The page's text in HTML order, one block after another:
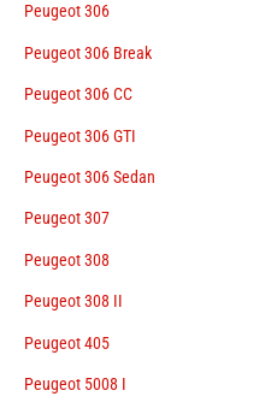
Peugeot 306
Peugeot 306 Break
Peugeot 306 CC
Peugeot 306 GTI
Peugeot 306 Sedan
Peugeot 307
Peugeot 308
Peugeot 308 II
Peugeot 405
Peugeot 5008 I